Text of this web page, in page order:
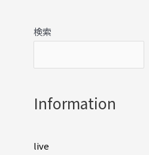
検索
Information
live